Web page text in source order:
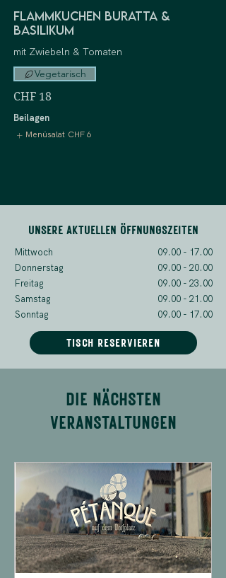
Flammkuchen Buratta &
Basilikum
mit Zwiebeln & Tomaten
CHF 18
Vegetarisch
Beilagen
Menüsalat CHF 6
UNSERE AKTUELLEN ÖFFNUNGSZEITEN
Mittwoch
Donnerstag
Freitag
Samstag
Sonntag
09.00 - 17.00
09.00 - 20.00
09.00 - 23.00
09.00 - 21.00
09.00 - 17.00
TISCH RESERVIEREN
DIE NÄCHSTEN
VERANSTALTUNGEN